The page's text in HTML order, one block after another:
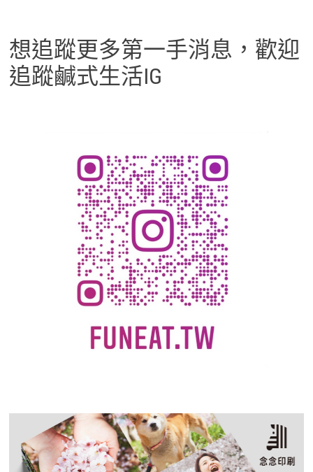
想追蹤更多第一手消息，歡迎
追蹤鹹式生活IG